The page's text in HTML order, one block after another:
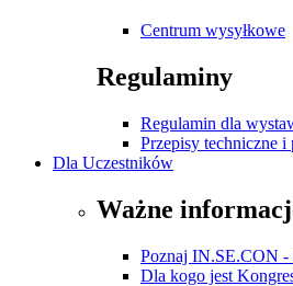
Centrum wysyłkowe
Regulaminy
Regulamin dla
Przepisy techniczne i
Dla Uczestników
Ważne
Poznaj IN.SE.CON -
Dla kogo jest